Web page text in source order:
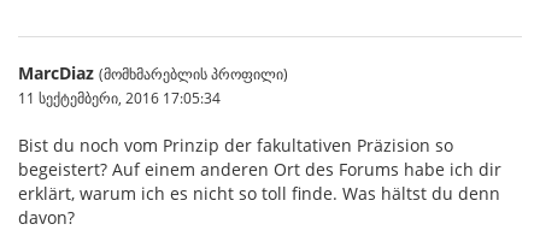
MarcDiaz (მომხმარებლის პროფილი)
11 სექტემბერი, 2016 17:05:34
Bist du noch vom Prinzip der fakultativen Präzision so
begeistert? Auf einem anderen Ort des Forums habe ich dir
erklärt, warum ich es nicht so toll finde. Was hältst du denn
davon?